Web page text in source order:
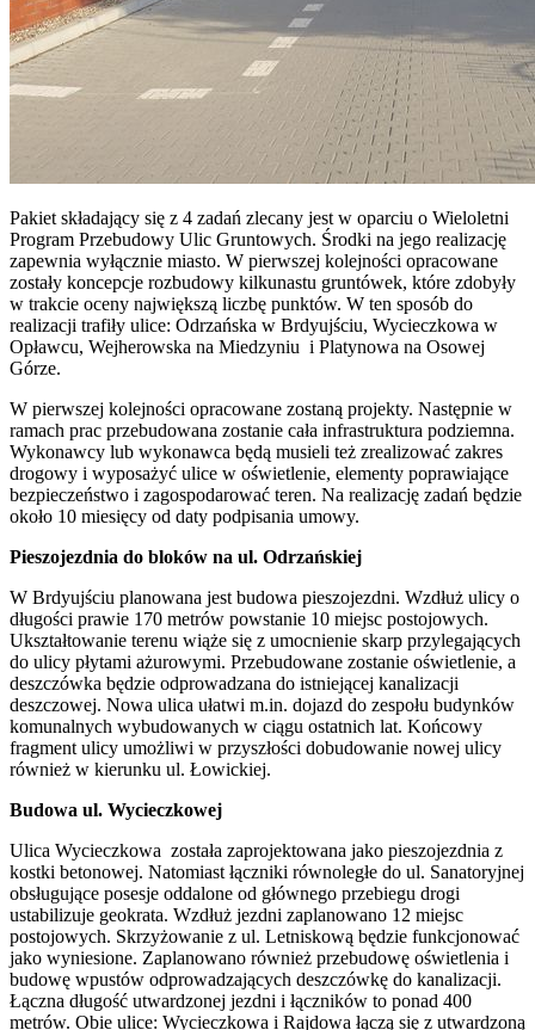
Pakiet składający się z 4 zadań zlecany jest w oparciu o Wieloletni
Program Przebudowy Ulic Gruntowych. Środki na jego realizację
zapewnia wyłącznie miasto. W pierwszej kolejności opracowane
zostały koncepcje rozbudowy kilkunastu gruntówek, które zdobyły
w trakcie oceny największą liczbę punktów. W ten sposób do
realizacji trafiły ulice: Odrzańska w Brdyujściu, Wycieczkowa w
Opławcu, Wejherowska na Miedzyniu i Platynowa na Osowej
Górze.
W pierwszej kolejności opracowane zostaną projekty. Następnie w
ramach prac przebudowana zostanie cała infrastruktura podziemna.
Wykonawcy lub wykonawca będą musieli też zrealizować zakres
drogowy i wyposażyć ulice w oświetlenie, elementy poprawiające
bezpieczeństwo i zagospodarować teren. Na realizację zadań będzie
około 10 miesięcy od daty podpisania umowy.
Pieszojezdnia do bloków na ul. Odrzańskiej
W Brdyujściu planowana jest budowa pieszojezdni. Wzdłuż ulicy o
długości prawie 170 metrów powstanie 10 miejsc postojowych.
Ukształtowanie terenu wiąże się z umocnienie skarp przylegających
do ulicy płytami ażurowymi. Przebudowane zostanie oświetlenie, a
deszczówka będzie odprowadzana do istniejącej kanalizacji
deszczowej. Nowa ulica ułatwi m.in. dojazd do zespołu budynków
komunalnych wybudowanych w ciągu ostatnich lat. Końcowy
fragment ulicy umożliwi w przyszłości dobudowanie nowej ulicy
również w kierunku ul. Łowickiej.
Budowa ul. Wycieczkowej
Ulica Wycieczkowa została zaprojektowana jako pieszojezdnia z
kostki betonowej. Natomiast łączniki równoległe do ul. Sanatoryjnej
obsługujące posesje oddalone od głównego przebiegu drogi
ustabilizuje geokrata. Wzdłuż jezdni zaplanowano 12 miejsc
postojowych. Skrzyżowanie z ul. Letniskową będzie funkcjonować
jako wyniesione. Zaplanowano również przebudowę oświetlenia i
budowę wpustów odprowadzających deszczówkę do kanalizacji.
Łączna długość utwardzonej jezdni i łączników to ponad 400
metrów. Obie ulice: Wycieczkowa i Rajdowa łączą się z utwardzoną